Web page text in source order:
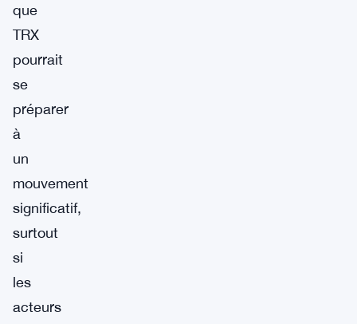
que
TRX
pourrait
se
préparer
à
un
mouvement
significatif,
surtout
si
les
acteurs